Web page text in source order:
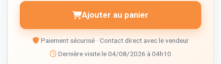
Ajouter au panier
Paiement sécurisé · Contact direct avec le vendeur
Dernière visite le 04/08/2026 à 04h10